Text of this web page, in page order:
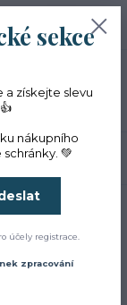
Menu
Hledat
0ks
0 Kč
yzopem
BIO
sekce
a získejte slevu
nákupního
💚
účely registrace.
zpracování